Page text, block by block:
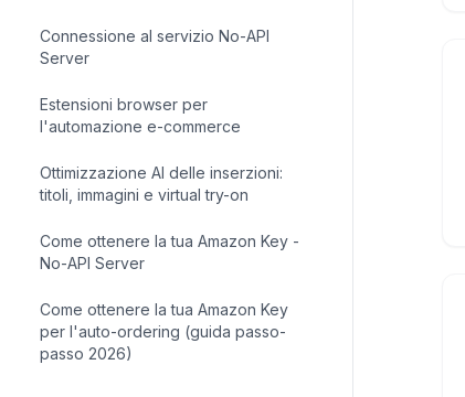
Connessione al servizio No-API
Server
Estensioni browser per
l'automazione e-commerce
Ottimizzazione AI delle inserzioni:
titoli, immagini e virtual try-on
Come ottenere la tua Amazon Key -
No-API Server
Come ottenere la tua Amazon Key
per l'auto-ordering (guida passo-
passo 2026)